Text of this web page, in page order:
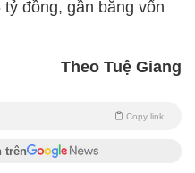
đồng, gần bằng vốn
Theo Tuệ Giang
Copy link
trên